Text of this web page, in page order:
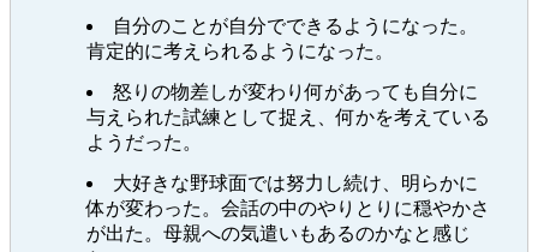
自分のことが自分でできるようになった。
肯定的に考えられるようになった。
怒りの物差しが変わり何があっても自分に
与えられた試練として捉え、何かを考えている
ようだった。
大好きな野球面では努力し続け、明らかに
体が変わった。会話の中のやりとりに穏やかさ
が出た。母親への気遣いもあるのかなと感じ